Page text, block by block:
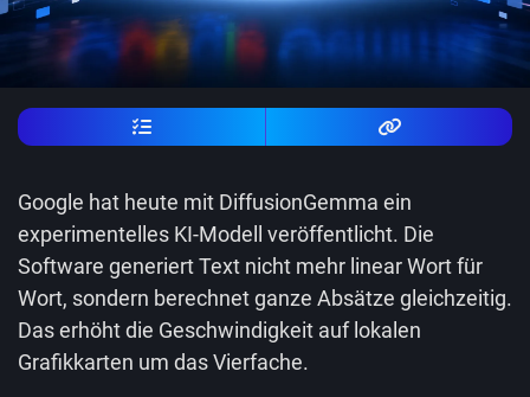
Google hat heute mit DiffusionGemma ein
experimentelles KI-Modell veröffentlicht. Die
Software generiert Text nicht mehr linear Wort für
Wort, sondern berechnet ganze Absätze gleichzeitig.
Das erhöht die Geschwindigkeit auf lokalen
Grafikkarten um das Vierfache.